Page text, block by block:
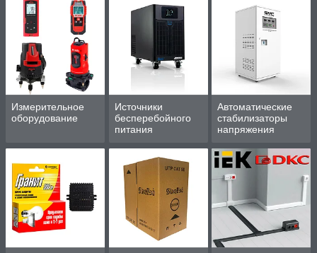
Измерительное
оборудование
Источники
бесперебойного
питания
Автоматические
стабилизаторы
напряжения